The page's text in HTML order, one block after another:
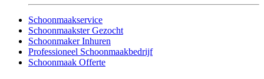
Schoonmaakservice
Schoonmaakster Gezocht
Schoonmaker Inhuren
Professioneel Schoonmaakbedrijf
Schoonmaak Offerte